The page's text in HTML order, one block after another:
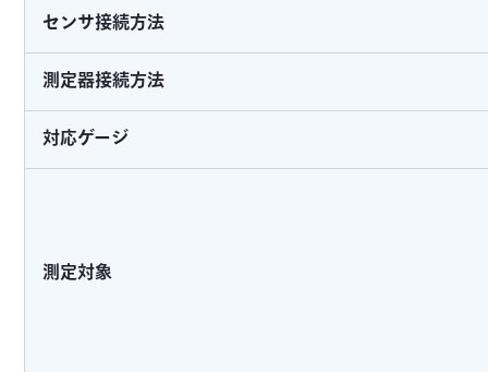
センサ接続方法
測定器接続方法
対応ゲージ
測定対象